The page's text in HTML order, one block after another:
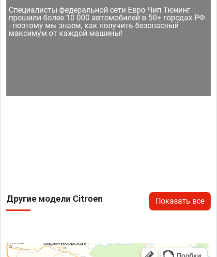
Специалисты федеральной сети Евро Чип Тюнинг
прошили более 10 000 автомобилей в 50+ городах РФ
- поэтому мы знаем, как получить безопасный
максимум от каждой машины!
Другие модели Citroen Показать все